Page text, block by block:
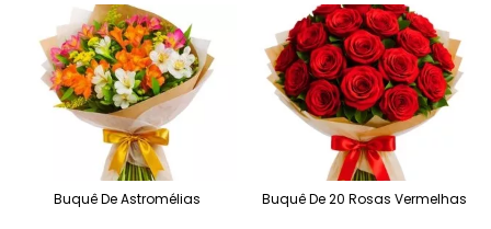
Buquê De Astromélias Buquê De 20 Rosas Vermelhas